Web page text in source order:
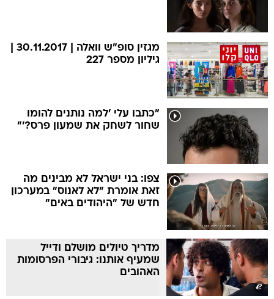
גיליון מספר 227
"כתבו עלי 'למה נותנים להומו
שחור לשחק את שמעון פרס?'"
צפו: בני ישראל לא מבינים מה
זאת אומרת "לא לאנוס" במערכון
חדש של "היהודים באים"
מדריך טיולים מושלם ודייל
שמעיף אותנו: גיבורי הפרסומות
האהובים